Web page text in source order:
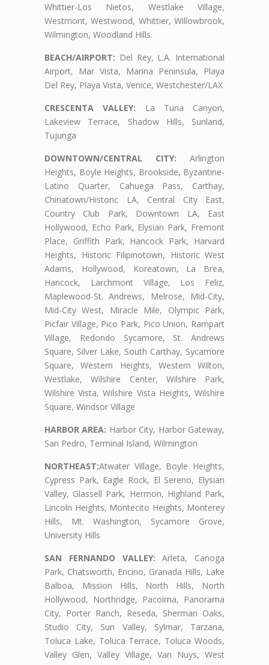
Whittier-Los Nietos, Westlake Village,
Westmont, Westwood, Whittier, Willowbrook,
Wilmington, Woodland Hills.
BEACH/AIRPORT: Del Rey, L.A. International
Airport, Mar Vista, Marina Peninsula, Playa
Del Rey, Playa Vista, Venice, Westchester/LAX
CRESCENTA VALLEY: La Tuna Canyon,
Lakeview Terrace, Shadow Hills, Sunland,
Tujunga
DOWNTOWN/CENTRAL CITY: Arlington
Heights, Boyle Heights, Brookside, Byzantine-
Latino Quarter, Cahuega Pass, Carthay,
Chinatown/Historic LA, Central City East,
Country Club Park, Downtown LA, East
Hollywood, Echo Park, Elysian Park, Fremont
Place, Griffith Park, Hancock Park, Harvard
Heights, Historic Filipinotown, Historic West
Adams, Hollywood, Koreatown, La Brea,
Hancock, Larchmont Village, Los Feliz,
Maplewood-St. Andrews, Melrose, Mid-City,
Mid-City West, Miracle Mile, Olympic Park,
Picfair Village, Pico Park, Pico Union, Rampart
Village, Redondo Sycamore, St. Andrews
Square, Silver Lake, South Carthay, Sycamore
Square, Western Heights, Western Wilton,
Westlake, Wilshire Center, Wilshire Park,
Wilshire Vista, Wilshire Vista Heights, Wilshire
Square, Windsor Village
HARBOR AREA: Harbor City, Harbor Gateway,
San Pedro, Terminal Island, Wilmington
NORTHEAST:Atwater Village, Boyle Heights,
Cypress Park, Eagle Rock, El Sereno, Elysian
Valley, Glassell Park, Hermon, Highland Park,
Lincoln Heights, Montecito Heights, Monterey
Hills, Mt. Washington, Sycamore Grove,
University Hills
SAN FERNANDO VALLEY: Arleta, Canoga
Park, Chatsworth, Encino, Granada Hills, Lake
Balboa, Mission Hills, North Hills, North
Hollywood, Northridge, Pacoima, Panorama
City, Porter Ranch, Reseda, Sherman Oaks,
Studio City, Sun Valley, Sylmar, Tarzana,
Toluca Lake, Toluca Terrace, Toluca Woods,
Valley Glen, Valley Village, Van Nuys, West